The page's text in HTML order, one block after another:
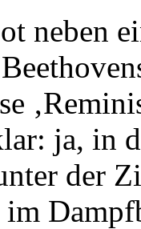
neben
ja, in
der